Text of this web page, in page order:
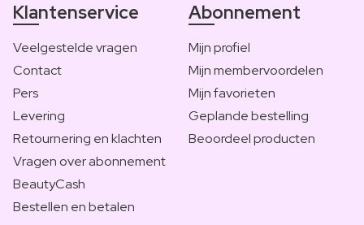
Klantenservice
Veelgestelde vragen
Contact
Pers
Levering
Retournering en klachten
Vragen over abonnement
BeautyCash
Bestellen en betalen
Abonnement
Mijn profiel
Mijn membervoordelen
Mijn favorieten
Geplande bestelling
Beoordeel producten